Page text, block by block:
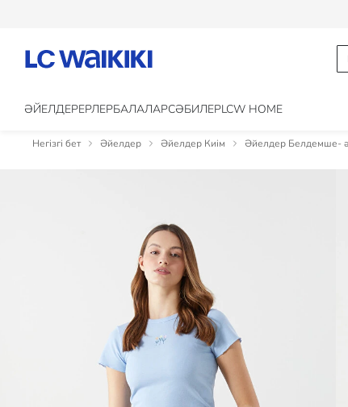
ӘЙЕЛДЕРЕРЛЕРБАЛАЛАРCӘБИЛЕРLCW HOME
Негізгі бет Әйелдер Әйелдер Киім Әйелдер Белдемше-